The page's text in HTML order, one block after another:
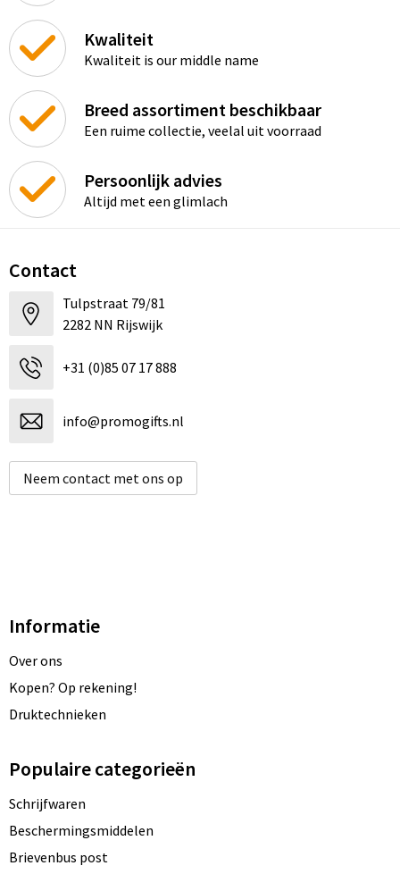
Kwaliteit
Kwaliteit is our middle name
Breed assortiment beschikbaar
Een ruime collectie, veelal uit voorraad
Persoonlijk advies
Altijd met een glimlach
Contact
Tulpstraat 79/81
2282 NN Rijswijk
+31 (0)85 07 17 888
info@promogifts.nl
Neem contact met ons op
Informatie
Over ons
Kopen? Op rekening!
Druktechnieken
Populaire categorieën
Schrijfwaren
Beschermingsmiddelen
Brievenbus post